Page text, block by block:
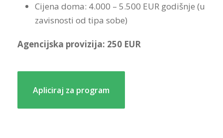
Cijena doma: 4.000 – 5.500 EUR godišnje (u
zavisnosti od tipa sobe)
Agencijska provizija: 250 EUR
Apliciraj za program